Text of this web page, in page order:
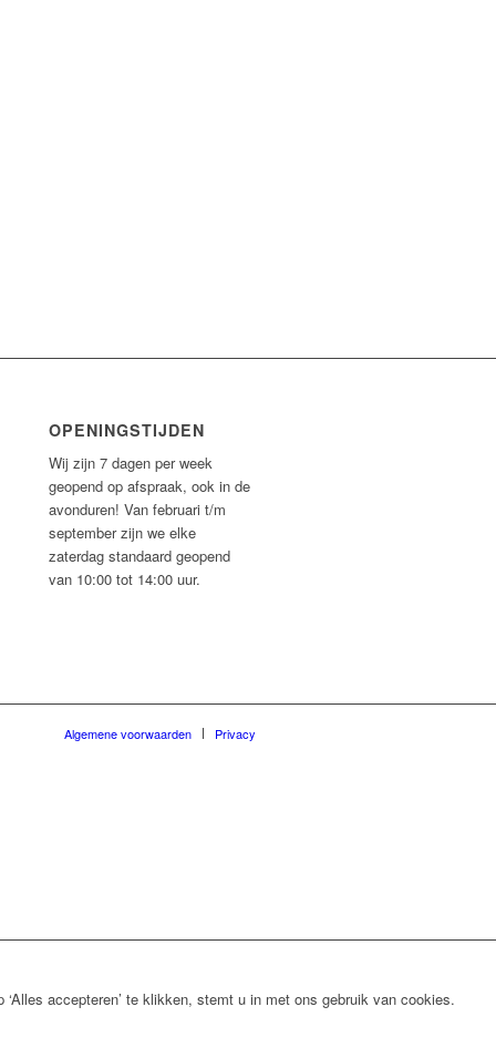
OPENINGSTIJDEN
Wij zijn 7 dagen per week
geopend op afspraak, ook in de
avonduren! Van februari t/m
september zijn we elke
zaterdag standaard geopend
van 10:00 tot 14:00 uur.
Algemene voorwaarden Privacy
accepteren’ te klikken, stemt u in met ons gebruik van cookies.